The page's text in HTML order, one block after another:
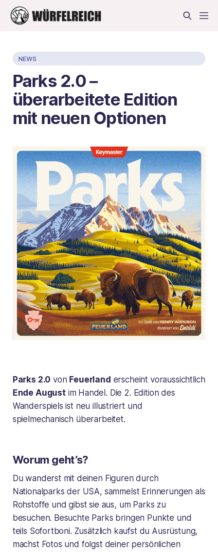
NEWS
Parks 2.0 –
überarbeitete Edition
mit neuen Optionen
Parks 2.0 von Feuerland erscheint voraussichtlich
Ende Augustim Handel. Die 2. Edition des
Wanderspiels ist neu illustriert und
spielmechanisch überarbeitet.
Worum geht’s?
Du wanderst mit deinen Figuren durch
Nationalparks der USA, sammelst Erinnerungen als
Rohstoffe und gibst sie aus, um Parks zu
besuchen. Besuchte Parks bringen Punkte und
teils Sofortboni. Zusätzlich kaufst du Ausrüstung,
machst Fotos und folgst deiner persönlichen